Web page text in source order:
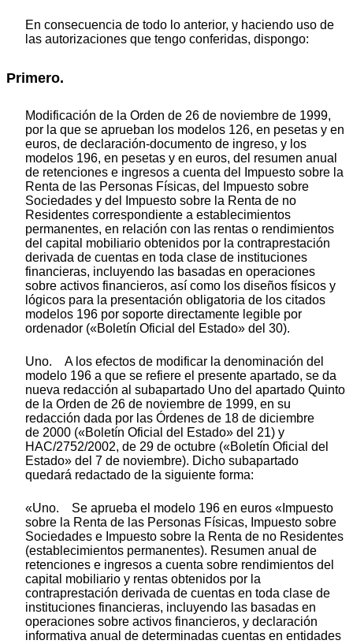
En consecuencia de todo lo anterior, y haciendo uso de
las autorizaciones que tengo conferidas, dispongo:
Primero.
Modificación de la Orden de 26 de noviembre de 1999,
por la que se aprueban los modelos 126, en pesetas y en
euros, de declaración-documento de ingreso, y los
modelos 196, en pesetas y en euros, del resumen anual
de retenciones e ingresos a cuenta del Impuesto sobre la
Renta de las Personas Físicas, del Impuesto sobre
Sociedades y del Impuesto sobre la Renta de no
Residentes correspondiente a establecimientos
permanentes, en relación con las rentas o rendimientos
del capital mobiliario obtenidos por la contraprestación
derivada de cuentas en toda clase de instituciones
financieras, incluyendo las basadas en operaciones
sobre activos financieros, así como los diseños físicos y
lógicos para la presentación obligatoria de los citados
modelos 196 por soporte directamente legible por
ordenador («Boletín Oficial del Estado» del 30).
Uno. A los efectos de modificar la denominación del
modelo 196 a que se refiere el presente apartado, se da
nueva redacción al subapartado Uno del apartado Quinto
de la Orden de 26 de noviembre de 1999, en su
redacción dada por las Órdenes de 18 de diciembre
de 2000 («Boletín Oficial del Estado» del 21) y
HAC/2752/2002, de 29 de octubre («Boletín Oficial del
Estado» del 7 de noviembre). Dicho subapartado
quedará redactado de la siguiente forma:
«Uno. Se aprueba el modelo 196 en euros «Impuesto
sobre la Renta de las Personas Físicas, Impuesto sobre
Sociedades e Impuesto sobre la Renta de no Residentes
(establecimientos permanentes). Resumen anual de
retenciones e ingresos a cuenta sobre rendimientos del
capital mobiliario y rentas obtenidos por la
contraprestación derivada de cuentas en toda clase de
instituciones financieras, incluyendo las basadas en
operaciones sobre activos financieros, y declaración
informativa anual de determinadas cuentas en entidades